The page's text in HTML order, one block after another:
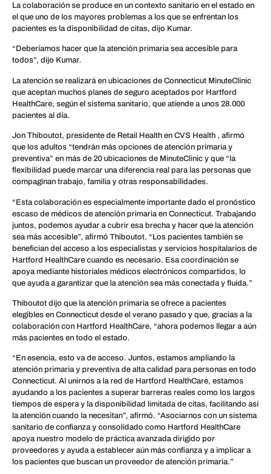
La colaboración se produce en un contexto sanitario en el estado en
el que uno de los mayores problemas a los que se enfrentan los
pacientes es la disponibilidad de citas, dijo Kumar.
“Deberíamos hacer que la atención primaria sea accesible para
todos”, dijo Kumar.
La atención se realizará en ubicaciones de Connecticut MinuteClinic
que aceptan muchos planes de seguro aceptados por Hartford
HealthCare, según el sistema sanitario, que atiende a unos 28.000
pacientes al día.
Jon Thiboutot, presidente de Retail Health en CVS Health , afirmó
que los adultos “tendrán más opciones de atención primaria y
preventiva” en más de 20 ubicaciones de MinuteClinic y que “la
flexibilidad puede marcar una diferencia real para las personas que
compaginan trabajo, familia y otras responsabilidades.
“Esta colaboración es especialmente importante dado el pronóstico
escaso de médicos de atención primaria en Connecticut. Trabajando
juntos, podemos ayudar a cubrir esa brecha y hacer que la atención
sea más accesible”, afirmó Thiboutot. “Los pacientes también se
benefician del acceso a los especialistas y servicios hospitalarios de
Hartford HealthCare cuando es necesario. Esa coordinación se
apoya mediante historiales médicos electrónicos compartidos, lo
que ayuda a garantizar que la atención sea más conectada y fluida.”
Thiboutot dijo que la atención primaria se ofrece a pacientes
elegibles en Connecticut desde el verano pasado y que, gracias a la
colaboración con Hartford HealthCare, “ahora podemos llegar a aún
más pacientes en todo el estado.
“En esencia, esto va de acceso. Juntos, estamos ampliando la
atención primaria y preventiva de alta calidad para personas en todo
Connecticut. Al unirnos a la red de Hartford HealthCare, estamos
ayudando a los pacientes a superar barreras reales como los largos
tiempos de espera y la disponibilidad limitada de citas, facilitando así
la atención cuando la necesitan”, afirmó. “Asociarnos con un sistema
sanitario de confianza y consolidado como Hartford HealthCare
apoya nuestro modelo de práctica avanzada dirigido por
proveedores y ayuda a establecer aún más confianza y a implicar a
los pacientes que buscan un proveedor de atención primaria.”